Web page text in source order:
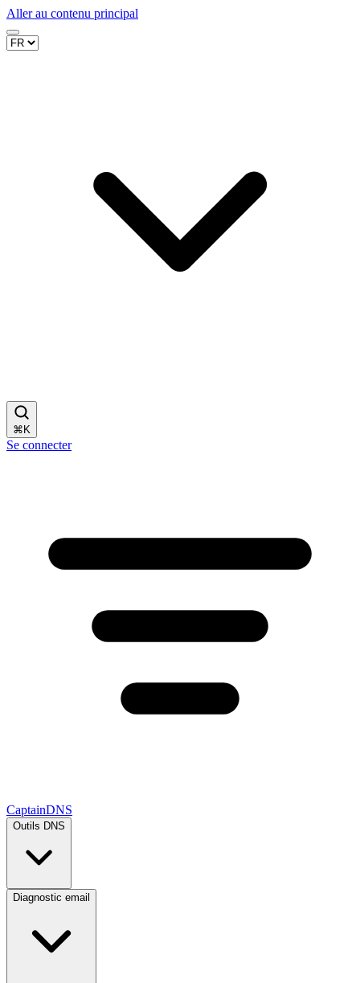
Aller au contenu principal
⌘ K
Se connecter
CaptainDNS
Outils DNS
Diagnostic email